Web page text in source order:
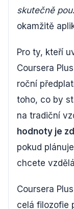
skutečně
okamžitě
Pro ty, kteří
Coursera
roční
toho, co by
na tradiční
hodnoty je
pokud
chcete
Coursera
celá filozofie